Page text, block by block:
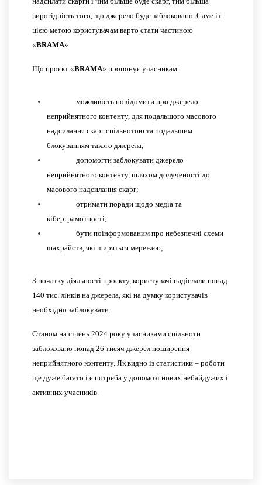
вирогідність того, що джерело буде заблоковано. Саме із
цією метою користувачам варто стати частиною
«BRAMA».
Що проєкт «BRAMA» пропонує учасникам:
можливість повідомити про джерело
неприйнятного контенту, для подальшого масового
надсилання скарг спільнотою та подальшим
блокуванням такого джерела;
допомогти заблокувати джерело
неприйнятного контенту, шляхом долученості до
масового надсилання скарг;
отримати поради щодо медіа та
кіберграмотності;
бути поінформованим про небезпечні схеми
шахрайств, які ширяться мережею;
З початку діяльності проєкту, користувачі надіслали понад
140 тис. лінків на джерела, які на думку користувачів
необхідно заблокувати.
Станом на січень 2024 року учасниками спільноти
заблоковано понад 26 тисяч джерел поширення
неприйнятного контенту. Як видно із статистики – роботи
ще дуже багато і є потреба у допомозі нових небайдужих і
активних учасників.